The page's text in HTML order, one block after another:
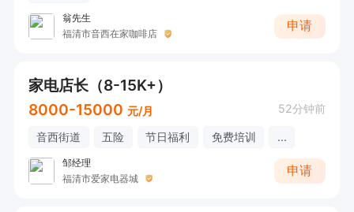
翁先生
福清市音西在家咖啡店
申请
家电店长（8-15K+）
8000-15000 元/月 52分钟前
音西街道 五险 节日福利 免费培训 ...
邹经理
福清市爱家电器城
申请